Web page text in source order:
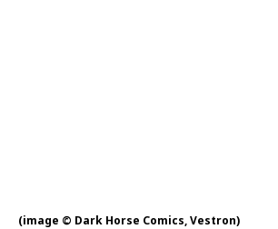
(image © Dark Horse Comics, Vestron)